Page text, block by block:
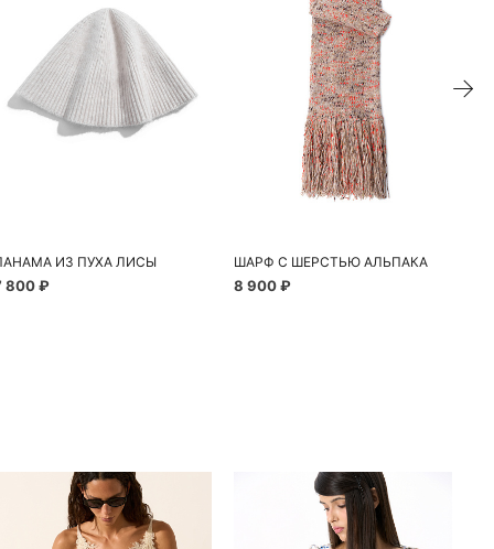
ИЗ ПУХА ЛИСЫ
800 ₽
ШАРФ С ШЕРСТЬЮ АЛЬПАКА
8 900 ₽